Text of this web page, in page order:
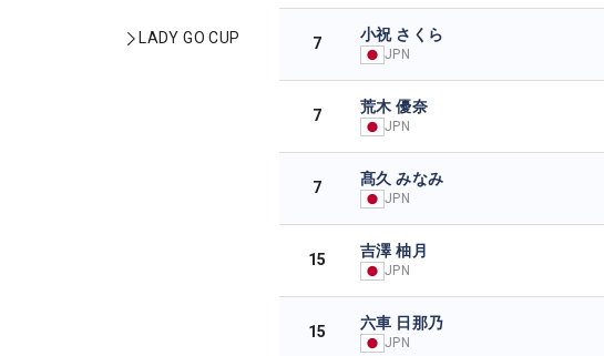
LADY GO CUP 7 小祝 さくら
JPN
7 荒木 優奈
JPN
7 髙久 みなみ
JPN
15 吉澤 柚月
JPN
15 六車 日那乃
JPN